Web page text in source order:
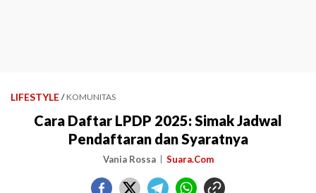
LIFESTYLE / KOMUNITAS
Cara Daftar LPDP 2025: Simak Jadwal
Pendaftaran dan Syaratnya
Vania Rossa Suara.Com